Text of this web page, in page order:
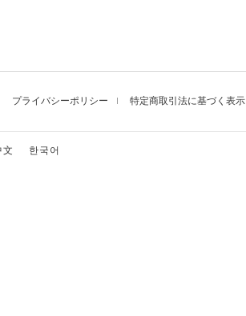
プライバシーポリシー 特定商取引法に基づく表示
文 한국어